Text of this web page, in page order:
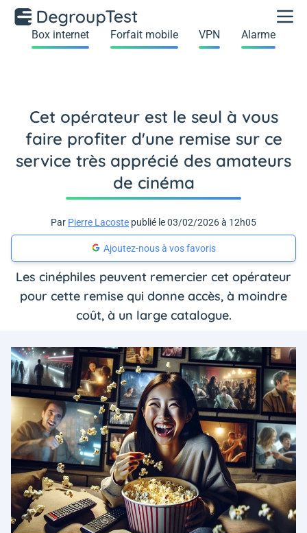
Box internet Forfait mobile VPN Alarme
Cet opérateur est le seul à vous
faire profiter d'une remise sur ce
service très apprécié des amateurs
de cinéma
Par Pierre Lacoste publié le 03/02/2026 à 12h05
Ajoutez-nous à vos favoris
Les cinéphiles peuvent remercier cet opérateur
pour cette remise qui donne accès, à moindre
coût, à un large catalogue.